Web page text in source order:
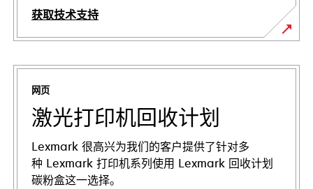
获取技术支持
在
新
网页
激光打印机回收计划
Lexmark 很高兴为我们的客户提供了针对多
种 Lexmark 打印机系列使用 Lexmark 回收计划
碳粉盒这一选择。